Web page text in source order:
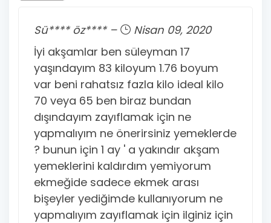
Sü**** öz**** –
Nisan 09, 2020
İyi akşamlar ben süleyman 17
yaşındayım 83 kiloyum 1.76 boyum
var beni rahatsız fazla kilo ideal kilo
70 veya 65 ben biraz bundan
dışındayım zayıflamak için ne
yapmalıyım ne önerirsiniz yemeklerde
? bunun için 1 ay ' a yakındır akşam
yemeklerini kaldırdım yemiyorum
ekmeğide sadece ekmek arası
bişeyler yediğimde kullanıyorum ne
yapmalıyım zayıflamak için ilginiz için